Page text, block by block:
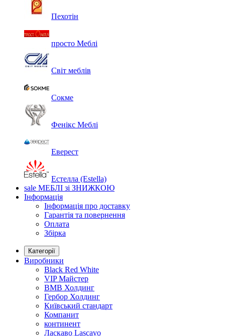
Пехотін
просто Меблі
Світ меблів
Сокме
Фенікс Меблі
Еверест
Естелла (Estella)
sale МЕБЛІ зі ЗНИЖКОЮ
Інформація
Інформація про доставку
Гарантія та повернення
Оплата
Збірка
Категорії
Виробники
Black Red White
VIP Майстер
ВМВ Холдинг
Гербор Холдинг
Київський стандарт
Компанит
континент
Ласкаво Lascavo